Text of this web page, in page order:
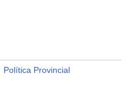
Política Provincial